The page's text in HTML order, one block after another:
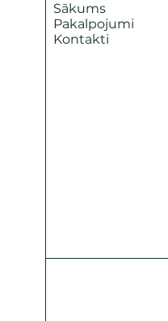
Sākums
Pakalpojumi
Kontakti